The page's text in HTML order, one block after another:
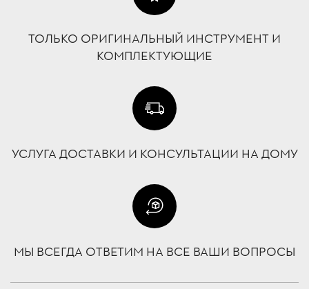
ТОЛЬКО ОРИГИНАЛЬНЫЙ ИНСТРУМЕНТ И
КОМПЛЕКТУЮЩИЕ
УСЛУГА ДОСТАВКИ И КОНСУЛЬТАЦИИ НА ДОМУ
МЫ ВСЕГДА ОТВЕТИМ НА ВСЕ ВАШИ ВОПРОСЫ